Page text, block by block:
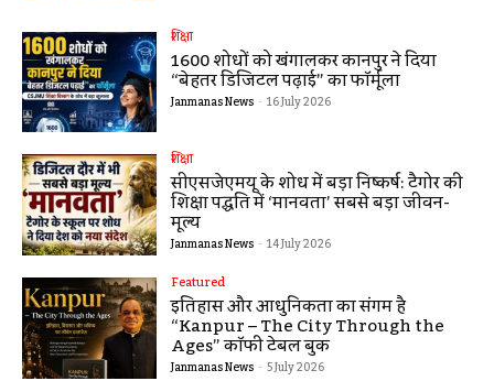
शिक्षा
1600 शोधों को खंगालकर कानपुर ने दिया
“बेहतर डिजिटल पढ़ाई” का फॉर्मूला
Janmanas News - 16 July 2026
शिक्षा
सीएसजेएमयू के शोध में बड़ा निष्कर्ष: टैगोर की
शिक्षा पद्धति में ‘मानवता’ सबसे बड़ा जीवन-
मूल्य
Janmanas News - 14 July 2026
Featured
इतिहास और आधुनिकता का संगम है
“Kanpur – The City Through the
Ages” कॉफी टेबल बुक
Janmanas News - 5 July 2026